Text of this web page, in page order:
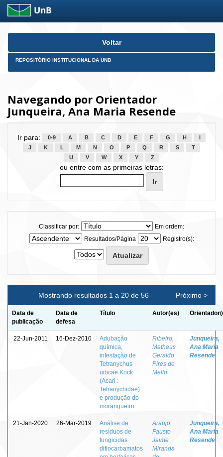
Skip
Voltar
REPOSITÓRIO INSTITUCIONAL DA UNB
Navegando por Orientador
Junqueira, Ana Maria Resende
Ir para: 0-9 A B C D E F G H
J
K L M N O P Q R S
T
U
V W X Y Z
ou entre com as primeiras letras:
Classificar por:
Em ordem:
Resultados/Página
Registro(s):
Mostrando resultados 1 a 20 de 56 Próximo >
Data de
publicação
Data de
defesa
Título Autor(es)
22-Jun-2011 16-Dez-2010
Adubação
química,
infestação de
Tetranychus
urticae Kock
(Acari :
Tetranychidae)
e produção do
morangueiro
Ribeiro,
Matheus
Geraldo
Pires de
Mello
Junqueira,
Ana Maria
Resende
21-Jan-2020 26-Mar-2019
Análise de
resíduos de
fungicidas
ditiocarbamatos
Araujo,
Fausto
Jaime
Miranda
Junqueira,
Ana Maria
Resende